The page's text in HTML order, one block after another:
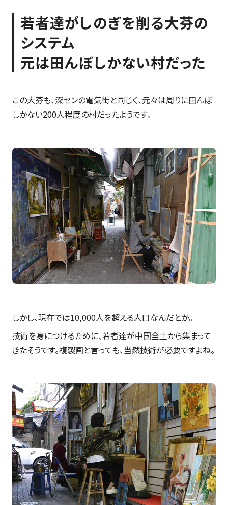
若者達がしのぎを削る大芬の
システム
元は田んぼしかない村だった
この大芬も、深センの電気街と同じく、元々は周りに田んぼ
しかない200人程度の村だったようです。
しかし、現在では10,000人を超える人口なんだとか。
技術を身につけるために、若者達が中国全土から集まって
きたそうです。複製画と言っても、当然技術が必要ですよね。